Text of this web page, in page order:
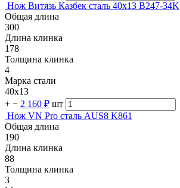
Нож Витязь Казбек сталь 40х13 B247-34K
Общая длина
300
Длина клинка
178
Толщина клинка
4
Марка стали
40х13
+ − 2 160 ₽ шт
Нож VN Pro сталь AUS8 K861
Общая длина
190
Длина клинка
88
Толщина клинка
3